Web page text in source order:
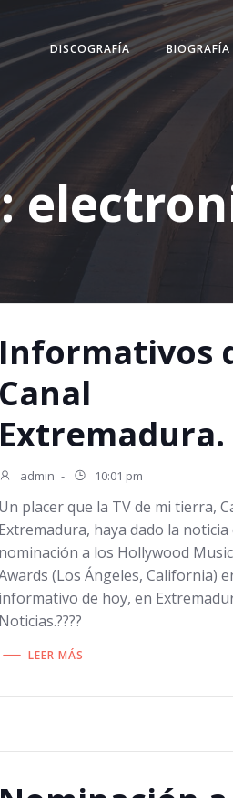
DISCOGRAFÍA BIOGRAFÍA
Informativos
Canal
Extremadura.
admin - 10:01 pm
Un placer que la TV de mi tierra,
Extremadura, haya dado la noticia
nominación a los Hollywood
(Los Ángeles, California)
informativo de hoy, en
Noticias.????
LEER MÁS